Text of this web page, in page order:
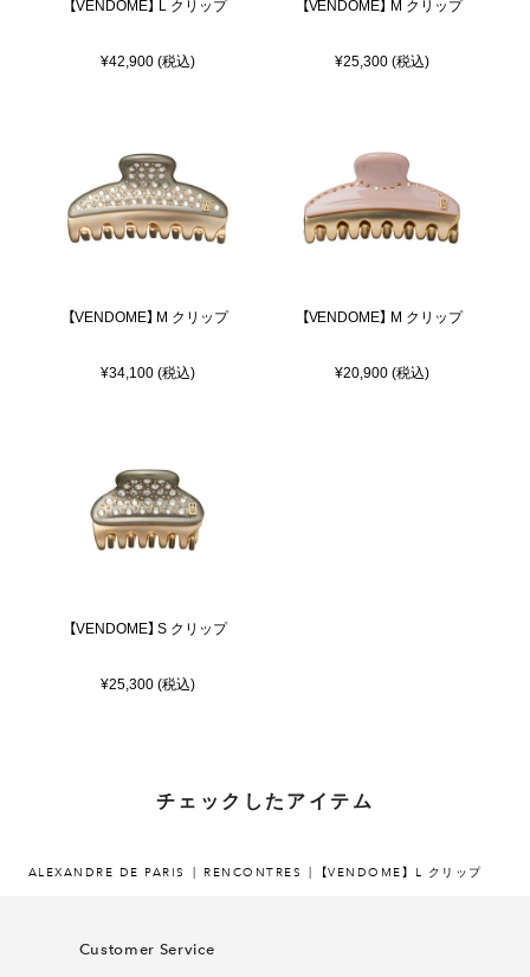
【VENDOME】 L クリップ
¥42,900 (税込)
【VENDOME】 M クリップ
¥25,300 (税込)
【VENDOME】 M クリップ
¥34,100 (税込)
【VENDOME】 M クリップ
¥20,900 (税込)
【VENDOME】 S クリップ
¥25,300 (税込)
チェックしたアイテム
ALEXANDRE DE PARIS RENCONTRES 【VENDOME】 L クリップ
Customer Service